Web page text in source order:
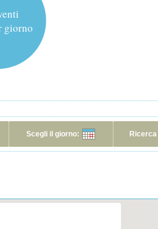
giorno
Scegli il giorno: